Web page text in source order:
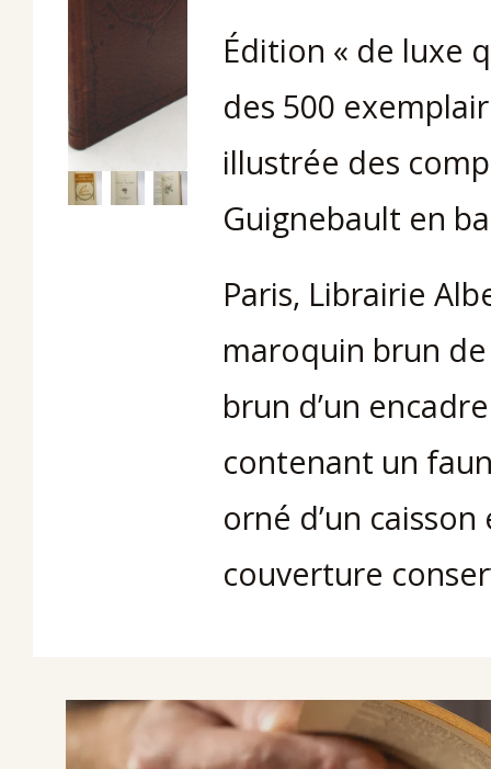
Édition « de luxe
des 500
illustrée des
Guignebault en
Paris, Librairie
maroquin brun
brun d’un
contenant un
orné d’un
couverture